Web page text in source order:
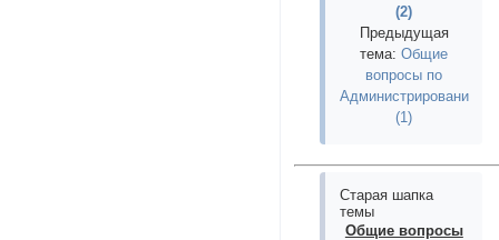
(2)
Предыдущая
тема:Общие
вопросы по
Администрированию
(1)
Старая шапка
темы
Общие вопросы